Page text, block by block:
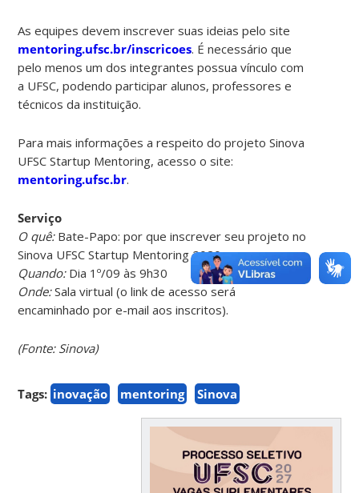
As equipes devem inscrever suas ideias pelo site
mentoring.ufsc.br/inscricoes. É necessário que
pelo menos um dos integrantes possua vínculo com
a UFSC, podendo participar alunos, professores e
técnicos da instituição.
Para mais informações a respeito do projeto Sinova
UFSC Startup Mentoring, acesso o site:
mentoring.ufsc.br.
Serviço
O quê:Bate-Papo: por que inscrever seu projeto no
Sinova UFSC Startup Mentoring 2020
Quando:Dia 1º/09 às 9h30
Onde:Sala virtual (o link de acesso será
encaminhado por e-mail aos inscritos).
(Fonte: Sinova)
Tags: inovação mentoring Sinova